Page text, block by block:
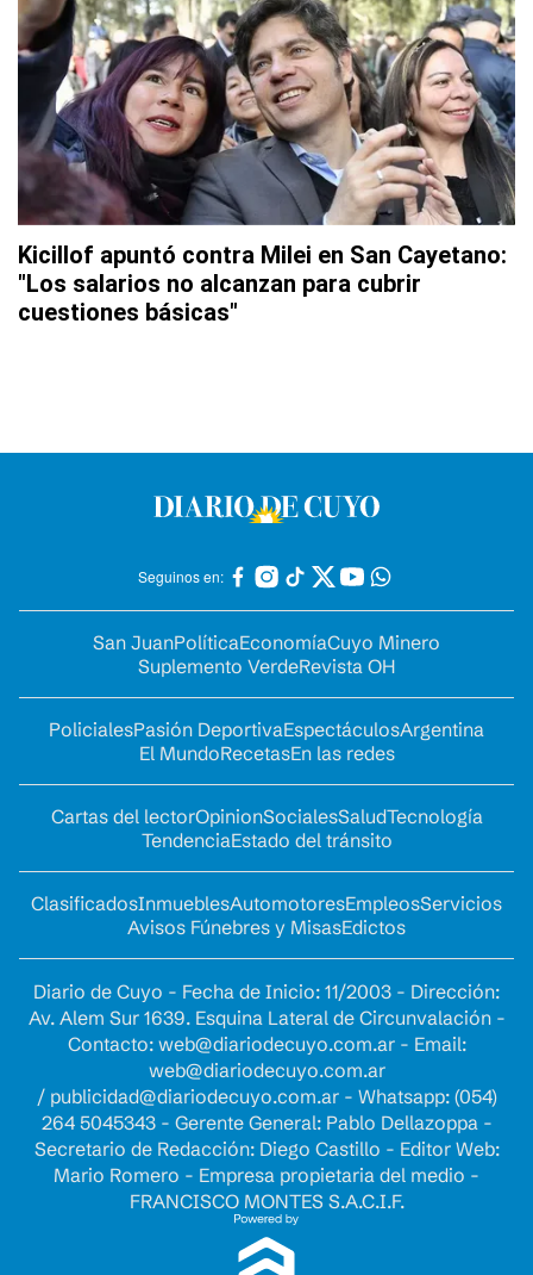
Kicillof apuntó contra Milei en San Cayetano:
"Los salarios no alcanzan para cubrir
cuestiones básicas"
Seguinos en:
San JuanPolíticaEconomíaCuyo Minero
Suplemento VerdeRevista OH
PolicialesPasión DeportivaEspectáculosArgentina
El MundoRecetasEn las redes
Cartas del lectorOpinionSocialesSaludTecnología
TendenciaEstado del tránsito
ClasificadosInmueblesAutomotoresEmpleosServicios
Avisos Fúnebres y MisasEdictos
Diario de Cuyo - Fecha de Inicio: 11/2003 - Dirección:
Av. Alem Sur 1639. Esquina Lateral de Circunvalación -
Contacto: web@diariodecuyo.com.ar- Email:
web@diariodecuyo.com.ar
/ publicidad@diariodecuyo.com.ar- Whatsapp: (054)
264 5045343 - Gerente General: Pablo Dellazoppa -
Secretario de Redacción: Diego Castillo - Editor Web:
Mario Romero - Empresa propietaria del medio -
FRANCISCO MONTES S.A.C.I.F.